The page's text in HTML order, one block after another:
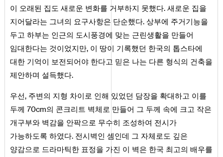
이 오래된 집도 새로운 변화를 거부하지 못했다. 새로운 집을
지어달라는 그녀의 요구사항은 단순했다. 상부에 주거기능을
두고 하부는 인근의 도시풍경에 맞는 근린생활을 만들어
임대한다는 것이었지만, 이 땅이 기록했던 한국의 톱스타에
대한 기억이 보전되어야 한다고 믿은 나는 다른 형식의 건축을
제안하며 설득했다.
우선, 주변의 지형 차이로 인해 있었던 담장을 확대하고 이를
두께 70cm의 콘크리트 벽체로 만들어 그 두께 속에 크고 작은
개구부와 벽감을 안팍으로 무수히 조성하여 전시가
가능하도록 하였다. 전시벽인 셈인데 그 자체로도 깊은
양감으로 드라마틱한 표정을 가진 이 벽은 한국 최고의 배우를